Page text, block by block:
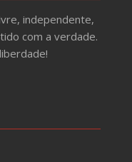
independente,
com a verdade.